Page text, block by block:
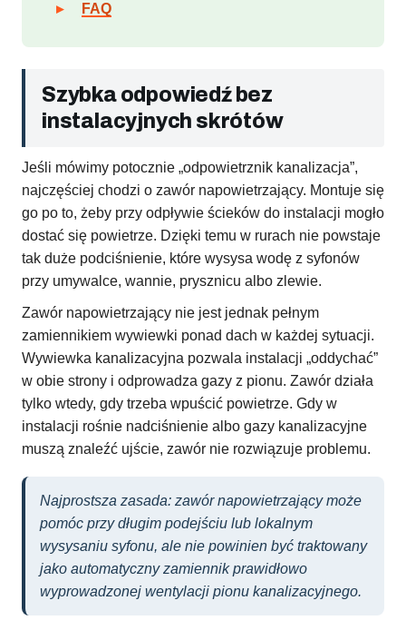
FAQ
Szybka odpowiedź bez
instalacyjnych skrótów
Jeśli mówimy potocznie „odpowietrznik kanalizacja”,
najczęściej chodzi o zawór napowietrzający. Montuje się
go po to, żeby przy odpływie ścieków do instalacji mogło
dostać się powietrze. Dzięki temu w rurach nie powstaje
tak duże podciśnienie, które wysysa wodę z syfonów
przy umywalce, wannie, prysznicu albo zlewie.
Zawór napowietrzający nie jest jednak pełnym
zamiennikiem wywiewki ponad dach w każdej sytuacji.
Wywiewka kanalizacyjna pozwala instalacji „oddychać”
w obie strony i odprowadza gazy z pionu. Zawór działa
tylko wtedy, gdy trzeba wpuścić powietrze. Gdy w
instalacji rośnie nadciśnienie albo gazy kanalizacyjne
muszą znaleźć ujście, zawór nie rozwiązuje problemu.
Najprostsza zasada: zawór napowietrzający może
pomóc przy długim podejściu lub lokalnym
wysysaniu syfonu, ale nie powinien być traktowany
jako automatyczny zamiennik prawidłowo
wyprowadzonej wentylacji pionu kanalizacyjnego.